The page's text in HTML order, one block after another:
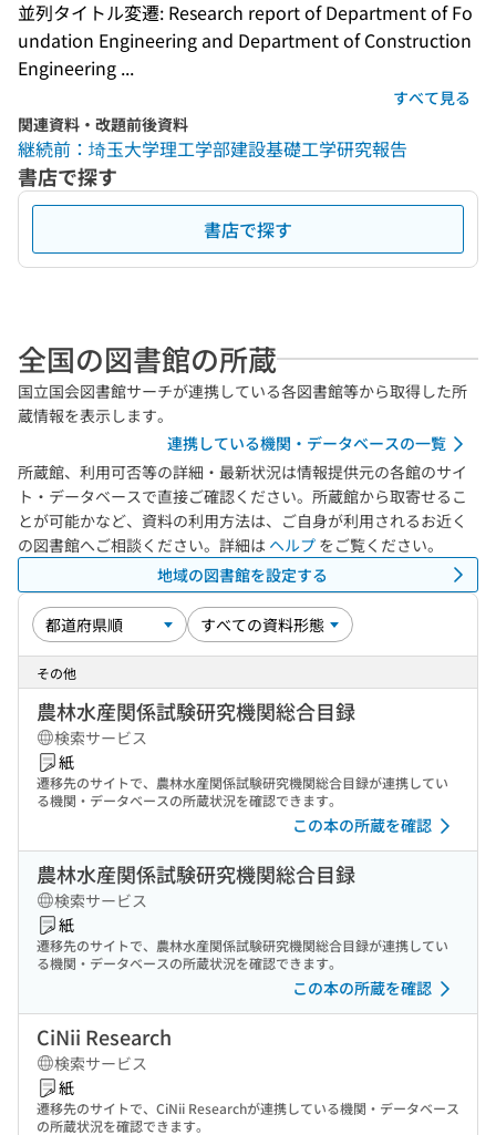
並列タイトル変遷: Research report of Department of Fo
undation Engineering and Department of Construction
Engineering ...
すべて見る
関連資料・改題前後資料
継続前：埼玉大学理工学部建設基礎工学研究報告
書店で探す
書店で探す
全国の図書館の所蔵
国立国会図書館サーチが連携している各図書館等から取得した所
蔵情報を表示します。
連携している機関・データベースの一覧
所蔵館、利用可否等の詳細・最新状況は情報提供元の各館のサイ
ト・データベースで直接ご確認ください。所蔵館から取寄せるこ
とが可能かなど、資料の利用方法は、ご自身が利用されるお近く
の図書館へご相談ください。詳細は ヘルプ をご覧ください。
地域の図書館を設定する
その他
農林水産関係試験研究機関総合目録
検索サービス
紙
遷移先のサイトで、農林水産関係試験研究機関総合目録が連携してい
る機関・データベースの所蔵状況を確認できます。
この本の所蔵を確認
農林水産関係試験研究機関総合目録
検索サービス
紙
遷移先のサイトで、農林水産関係試験研究機関総合目録が連携してい
る機関・データベースの所蔵状況を確認できます。
この本の所蔵を確認
CiNii Research
検索サービス
紙
遷移先のサイトで、CiNii Researchが連携している機関・データベース
の所蔵状況を確認できます。